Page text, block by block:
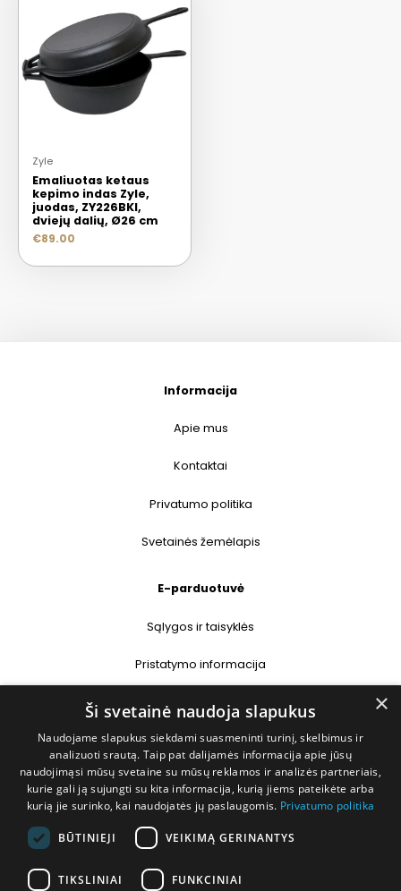
Zyle
Emaliuotas ketaus
kepimo indas Zyle,
juodas, ZY226BKI,
dviejų dalių, Ø26 cm
€89.00
Informacija
Apie mus
Kontaktai
Privatumo politika
Svetainės žemėlapis
E-parduotuvė
Sąlygos ir taisyklės
Pristatymo informacija
Prekių grąžinimas
Kontaktai
+370 677 31358
×
Ši svetainė naudoja slapukus
Naudojame slapukus siekdami suasmeninti turinį, skelbimus ir
analizuoti srautą. Taip pat dalijamės informacija apie jūsų
naudojimąsi mūsų svetaine su mūsų reklamos ir analizės partneriais,
kurie gali ją sujungti su kita informacija, kurią jiems pateikėte arba
kurią jie surinko, kai naudojatės jų paslaugomis. Privatumo politika
BŪTINIEJI VEIKIMĄ GERINANTYS
TIKSLINIAI FUNKCINIAI